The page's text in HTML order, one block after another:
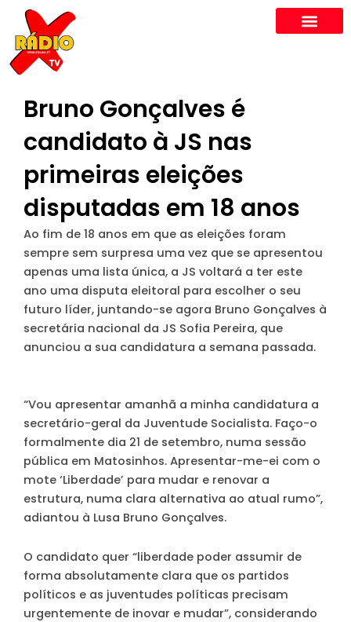
content
Bruno Gonçalves é
candidato à JS nas
primeiras eleições
disputadas em 18 anos
Ao fim de 18 anos em que as eleições foram
sempre sem surpresa uma vez que se apresentou
apenas uma lista única, a JS voltará a ter este
ano uma disputa eleitoral para escolher o seu
futuro líder, juntando-se agora Bruno Gonçalves à
secretária nacional da JS Sofia Pereira, que
anunciou a sua candidatura a semana passada.
“Vou apresentar amanhã a minha candidatura a
secretário-geral da Juventude Socialista. Faço-o
formalmente dia 21 de setembro, numa sessão
pública em Matosinhos. Apresentar-me-ei com o
mote ‘Liberdade’ para mudar e renovar a
estrutura, numa clara alternativa ao atual rumo”,
adiantou à Lusa Bruno Gonçalves.
O candidato quer “liberdade poder assumir de
forma absolutamente clara que os partidos
políticos e as juventudes políticas precisam
urgentemente de inovar e mudar”, considerando